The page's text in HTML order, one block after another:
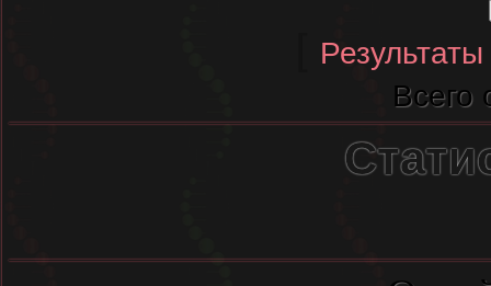
Результаты
Всего